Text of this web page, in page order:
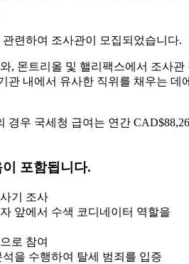
련하여 조사관이 모집되었습니다.
, 몬트리올 및 핼리팩스에서 조사관
관 내에서 유사한 직위를 채우는 데
경우 국세청 급여는 연간
포함됩니다.
기 조사
앞에서 수색 코디네이터 역할을
로 참여
을 수행하여 탈세 범죄를 입증